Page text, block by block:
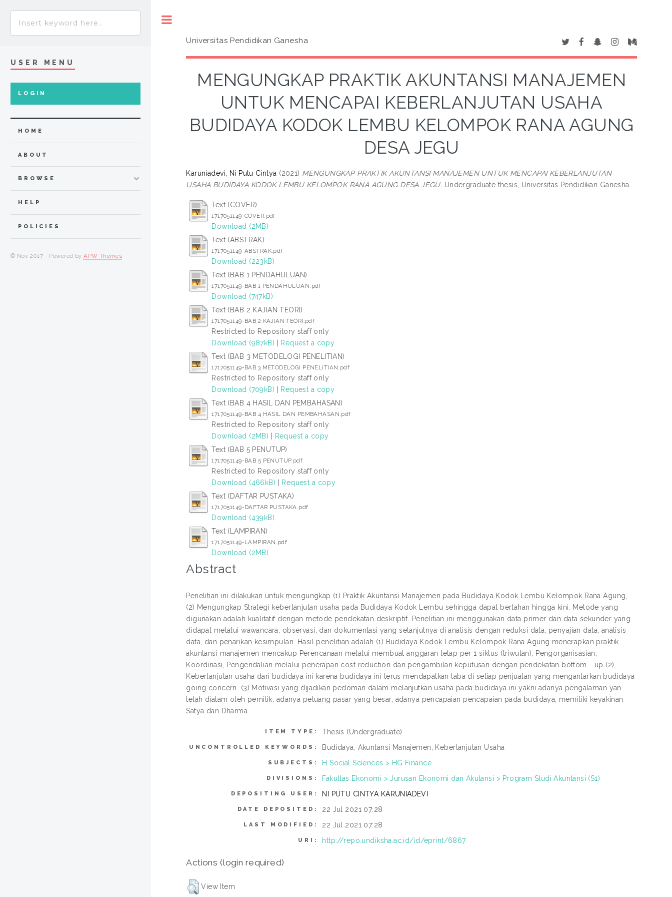
Universitas Pendidikan Ganesha
MENGUNGKAP PRAKTIK AKUNTANSI MANAJEMEN
UNTUK MENCAPAI KEBERLANJUTAN USAHA
BUDIDAYA KODOK LEMBU KELOMPOK RANA AGUNG
DESA JEGU
Karuniadevi, Ni Putu Cintya (2021) MENGUNGKAP PRAKTIK AKUNTANSI MANAJEMEN UNTUK MENCAPAI KEBERLANJUTAN
USAHA BUDIDAYA KODOK LEMBU KELOMPOK RANA AGUNG DESA JEGU. Undergraduate thesis, Universitas Pendidikan Ganesha.
Text (COVER)
1717051149-COVER.pdf
Download (2MB)
Text (ABSTRAK)
1717051149-ABSTRAK.pdf
Download (223kB)
Text (BAB 1 PENDAHULUAN)
1717051149-BAB 1 PENDAHULUAN.pdf
Download (747kB)
Text (BAB 2 KAJIAN TEORI)
1717051149-BAB 2 KAJIAN TEORI.pdf
Restricted to Repository staff only
Download (987kB) | Request a copy
Text (BAB 3 METODELOGI PENELITIAN)
1717051149-BAB 3 METODELOGI PENELITIAN.pdf
Restricted to Repository staff only
Download (709kB) | Request a copy
Text (BAB 4 HASIL DAN PEMBAHASAN)
1717051149-BAB 4 HASIL DAN PEMBAHASAN.pdf
Restricted to Repository staff only
Download (2MB) | Request a copy
Text (BAB 5 PENUTUP)
1717051149-BAB 5 PENUTUP.pdf
Restricted to Repository staff only
Download (466kB) | Request a copy
Text (DAFTAR PUSTAKA)
1717051149-DAFTAR PUSTAKA.pdf
Download (439kB)
Text (LAMPIRAN)
1717051149-LAMPIRAN.pdf
Download (2MB)
Abstract
Penelitian ini dilakukan untuk mengungkap (1) Praktik Akuntansi Manajemen pada Budidaya Kodok Lembu Kelompok Rana Agung,
(2) Mengungkap Strategi keberlanjutan usaha pada Budidaya Kodok Lembu sehingga dapat bertahan hingga kini. Metode yang
digunakan adalah kualitatif dengan metode pendekatan deskriptif. Penelitian ini menggunakan data primer dan data sekunder yang
didapat melalui wawancara, observasi, dan dokumentasi yang selanjutnya di analisis dengan reduksi data, penyajian data, analisis
data, dan penarikan kesimpulan. Hasil penelitian adalah (1) Budidaya Kodok Lembu Kelompok Rana Agung menerapkan praktik
akuntansi manajemen mencakup Perencanaan melalui membuat anggaran tetap per 1 siklus (triwulan), Pengorganisasian,
Koordinasi, Pengendalian melalui penerapan cost reduction dan pengambilan keputusan dengan pendekatan bottom - up (2)
Keberlanjutan usaha dari budidaya ini karena budidaya ini terus mendapatkan laba di setiap penjualan yang mengantarkan budidaya
going concern. (3) Motivasi yang dijadikan pedoman dalam melanjutkan usaha pada budidaya ini yakni adanya pengalaman yan
telah dialam oleh pemilik, adanya peluang pasar yang besar, adanya pencapaian pencapaian pada budidaya, memiliki keyakinan
Satya dan Dharma
ITEM TYPE: Thesis (Undergraduate)
UNCONTROLLED KEYWORDS: Budidaya, Akuntansi Manajemen, Keberlanjutan Usaha
SUBJECTS: H Social Sciences > HG Finance
DIVISIONS: Fakultas Ekonomi > Jurusan Ekonomi dan Akutansi > Program Studi Akuntansi (S1)
DEPOSITING USER: NI PUTU CINTYA KARUNIADEVI
DATE DEPOSITED: 22 Jul 2021 07:28
LAST MODIFIED: 22 Jul 2021 07:28
URI: http://repo.undiksha.ac.id/id/eprint/6867
Actions (login required)
View Item
USER MENU
LOGIN
HOME
ABOUT
BROWSE
HELP
POLICIES
© Nov 2017 - Powered byAPW Themes